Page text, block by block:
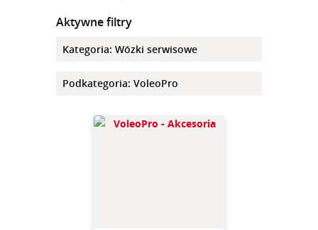
Aktywne filtry
Kategoria: Wózki serwisowe
Podkategoria: VoleoPro